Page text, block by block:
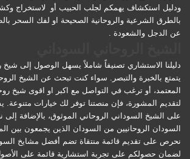
ودليل استكشاف يهمكم لجلب الحبيب أو لاستخراج
بالطرق الشرعية والروحانية الصحيحة او لفك السحر
عن الدجل والشعودة .
دليلنا الاستشاري تصنيفاً شاملاً يسهل الوصول إلى
يتمتع بالخبرة والتبصر. سواء كنت تبحث عن الشيخ
المعتمد، أو ترغب في التواصل مع اكبر او اقوى شيخ
لتقديم المشورة، فإن منصتنا توفر لك خيارات متنوعة.
على الشيخ السوداني الروحاني الموثوق، بالإضافة
السودان الروحانيين من السودان الذين يجمعون بين
نحرص على تقديم قائمة منتقاة تضم أفضل مشايخ
لضمان حصولكم على تجربة استشارية قائمة على